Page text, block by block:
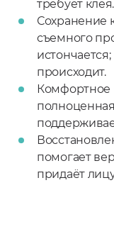
требует клея.
Сохранение
съемного
происходит.
помогает
придаёт